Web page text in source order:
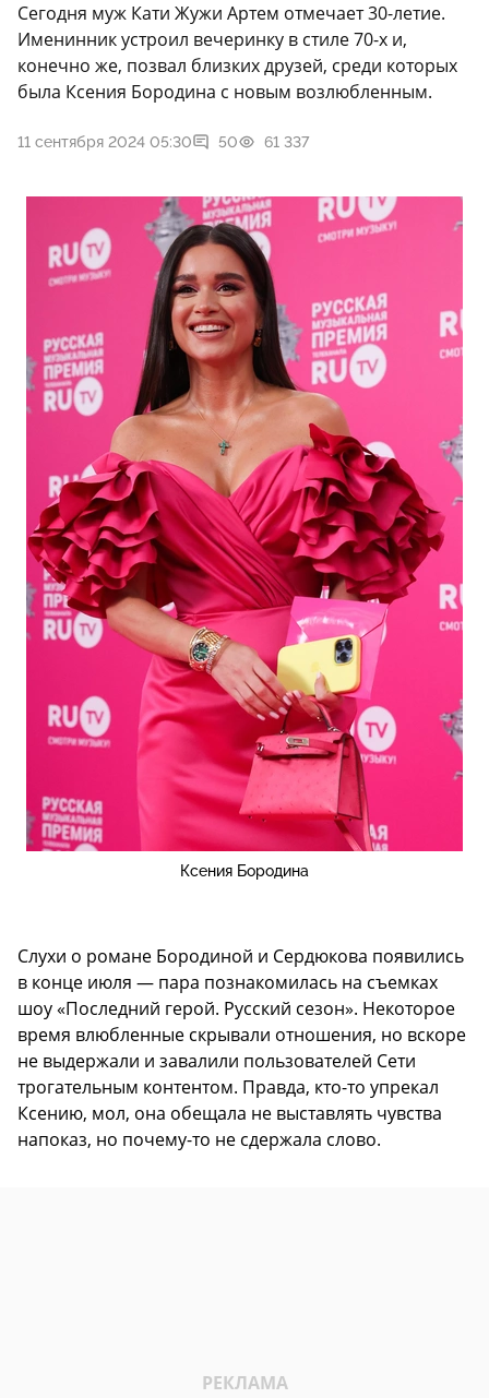
Сегодня муж Кати Жужи Артем отмечает 30-летие.
Именинник устроил вечеринку в стиле 70-х и,
конечно же, позвал близких друзей, среди которых
была Ксения Бородина с новым возлюбленным.
11 сентября 2024 05:30 50 61 337
Ксения Бородина
Слухи о романе Бородиной и Сердюкова появились
в конце июля — пара познакомилась на съемках
шоу «Последний герой. Русский сезон». Некоторое
время влюбленные скрывали отношения, но вскоре
не выдержали и завалили пользователей Сети
трогательным контентом. Правда, кто-то упрекал
Ксению, мол, она обещала не выставлять чувства
напоказ, но почему-то не сдержала слово.